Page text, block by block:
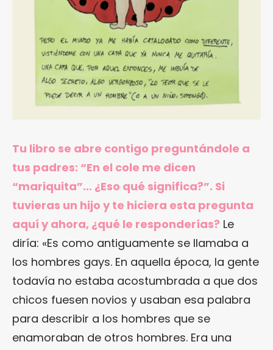
Tu libro se abre contigo preguntándole a
tus padres: “En el cole me dicen
“mariquita”… ¿Eso qué significa?”. Si
tuvieras un hijo y te hiciera esta pregunta
aquí y ahora, ¿qué le responderías? Le
diría: «Es como antiguamente se llamaba a
los hombres gays. En aquella época, la gente
todavía no estaba acostumbrada a que dos
chicos fuesen novios y usaban esa palabra
para describir a los hombres que se
enamoraban de otros hombres. Era una